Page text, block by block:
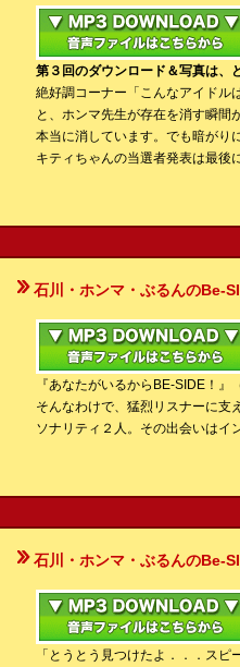
第３回のダウンロード＆写真は、
絶好調コーナー「こんなアイドル
と、ホンマ先生が存在を消す瞬間
本当に消しています。でも暗がり
キティちゃんの当選者発表は最後
石川・ホンマ・ぶるんのBe-
『あなたがいるからBE-SIDE！』
そんなわけで、猛烈リスナーに支
ソナリティ２人。その出会いはイ
石川・ホンマ・ぶるんのBe-
「とうとう見つけたよ．．．ス